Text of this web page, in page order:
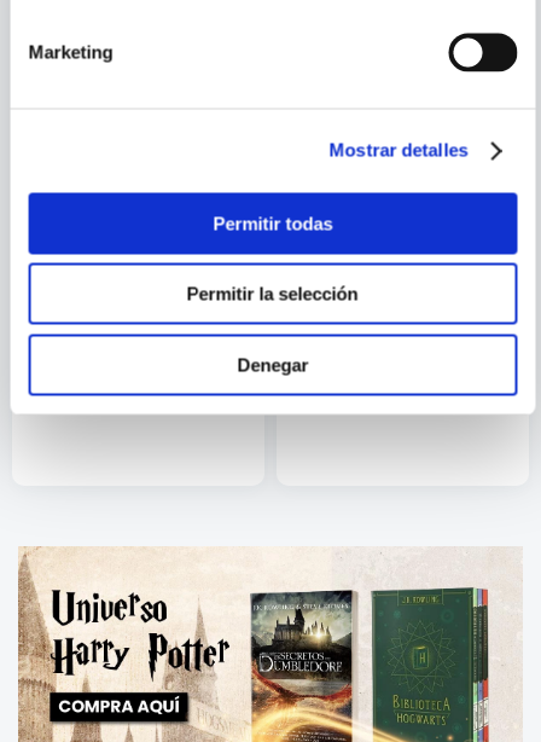
Marketing
Mostrar detalles
Permitir todas
Permitir la selección
Denegar
BENJAMIN LABATUT MICHEL NIEVA
IMPERIO ARGENTINO